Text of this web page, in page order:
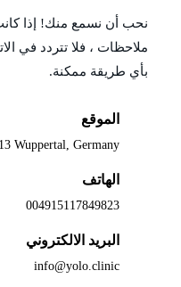
نحب أن نسمع منك! إذا
ملاحظات ، فلا تتردد في
بأي طريقة ممكنة.
الموقع
Wuppertal, Germany
الهاتف
004915117849823
البريد الالكتروني
info@yolo.clinic